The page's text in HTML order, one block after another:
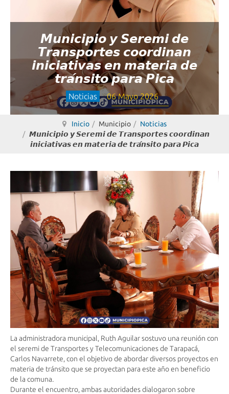
Inicio Municipio
Noticias
𝙈𝙪𝙣𝙞𝙘𝙞𝙥𝙞𝙤 𝙮 𝙎𝙚𝙧𝙚𝙢𝙞 𝙙𝙚 𝙏𝙧𝙖𝙣𝙨𝙥𝙤𝙧𝙩𝙚𝙨 𝙘𝙤𝙤𝙧𝙙𝙞𝙣𝙖𝙣
𝙞𝙣𝙞𝙘𝙞𝙖𝙩𝙞𝙫𝙖𝙨 𝙚𝙣 𝙢𝙖𝙩𝙚𝙧𝙞𝙖 𝙙𝙚 𝙩𝙧𝙖́𝙣𝙨𝙞𝙩𝙤 𝙥𝙖𝙧𝙖 𝙋𝙞𝙘𝙖
𝙈𝙪𝙣𝙞𝙘𝙞𝙥𝙞𝙤 𝙮 𝙎𝙚𝙧𝙚𝙢𝙞 𝙙𝙚
𝙏𝙧𝙖𝙣𝙨𝙥𝙤𝙧𝙩𝙚𝙨 𝙘𝙤𝙤𝙧𝙙𝙞𝙣𝙖𝙣
𝙞𝙣𝙞𝙘𝙞𝙖𝙩𝙞𝙫𝙖𝙨 𝙚𝙣 𝙢𝙖𝙩𝙚𝙧𝙞𝙖 𝙙𝙚
𝙩𝙧𝙖́𝙣𝙨𝙞𝙩𝙤 𝙥𝙖𝙧𝙖 𝙋𝙞𝙘𝙖
Noticias 06 Mayo 2026
La administradora municipal, Ruth Aguilar sostuvo una reunión con
el seremi de Transportes y Telecomunicaciones de Tarapacá,
Carlos Navarrete, con el objetivo de abordar diversos proyectos en
materia de tránsito que se proyectan para este año en beneficio
de la comuna.
Durante el encuentro, ambas autoridades dialogaron sobre